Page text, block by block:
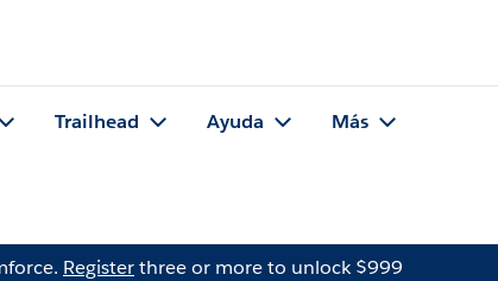
Trailhead Ayuda Más
Registerthree or more to unlock $999